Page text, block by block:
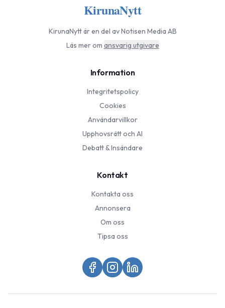
KirunaNytt
KirunaNyttär en del av Notisen Media AB
Läs mer om ansvarig utgivare
Information
Integritetspolicy
Cookies
Användarvillkor
Upphovsrätt och AI
Debatt & Insändare
Kontakt
Kontakta oss
Annonsera
Om oss
Tipsa oss